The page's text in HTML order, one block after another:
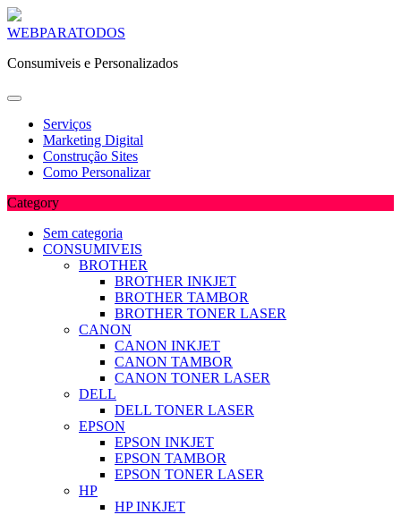
Skip
content
WEBPARATODOS
Consumiveis e Personalizados
Serviços
Marketing Digital
Construção Sites
Como Personalizar
Category
Sem categoria
CONSUMIVEIS
BROTHER
BROTHER INKJET
BROTHER TAMBOR
BROTHER TONER LASER
CANON
CANON INKJET
CANON TAMBOR
CANON TONER LASER
DELL
DELL TONER LASER
EPSON
EPSON INKJET
EPSON TAMBOR
EPSON TONER LASER
HP
HP INKJET